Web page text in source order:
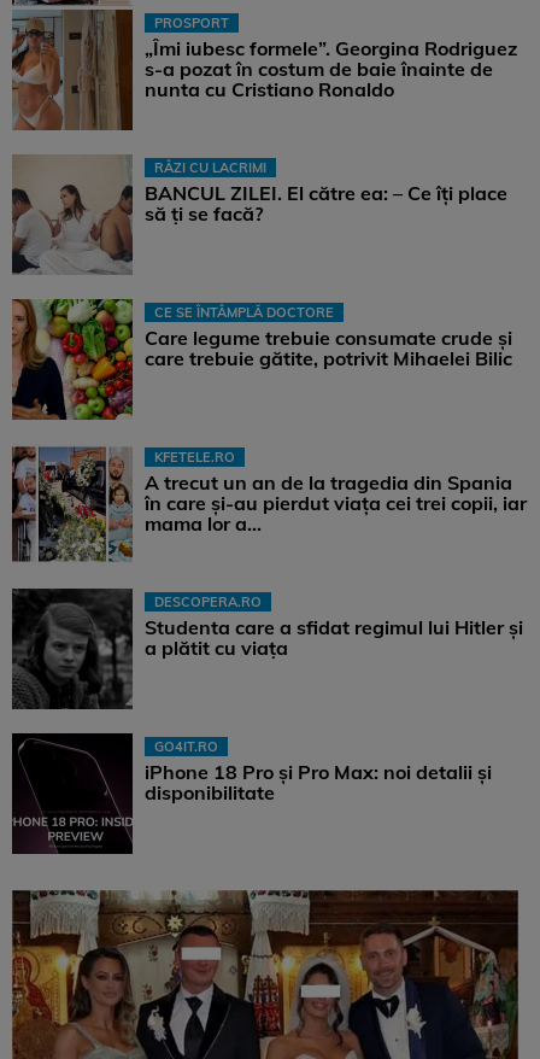
PROSPORT
„Îmi iubesc formele”. Georgina Rodriguez
s-a pozat în costum de baie înainte de
nunta cu Cristiano Ronaldo
RÂZI CU LACRIMI
BANCUL ZILEI. El către ea: – Ce îți place
să ți se facă?
CE SE ÎNTÂMPLĂ DOCTORE
Care legume trebuie consumate crude și
care trebuie gătite, potrivit Mihaelei Bilic
KFETELE.RO
A trecut un an de la tragedia din Spania
în care și-au pierdut viața cei trei copii, iar
mama lor a…
DESCOPERA.RO
Studenta care a sfidat regimul lui Hitler și
a plătit cu viața
GO4IT.RO
iPhone 18 Pro și Pro Max: noi detalii și
disponibilitate